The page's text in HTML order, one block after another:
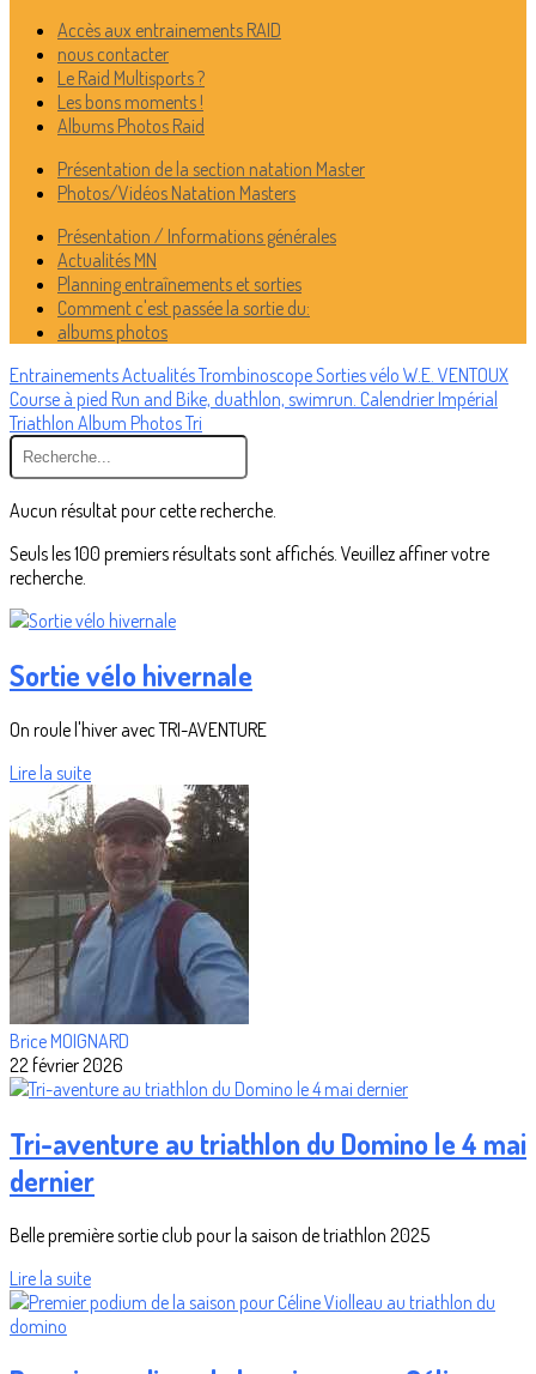
Accès aux entrainements RAID
nous contacter
Le Raid Multisports ?
Les bons moments !
Albums Photos Raid
Présentation de la section natation Master
Photos/Vidéos Natation Masters
Présentation / Informations générales
Actualités MN
Planning entraînements et sorties
Comment c'est passée la sortie du:
albums photos
EntrainementsActualitésTrombinoscopeSorties vélo W.E. VENTOUX
Course à pied Run and Bike, duathlon, swimrun. Calendrier Impérial
Triathlon Album Photos Tri
Aucun résultat pour cette recherche.
Seuls les 100 premiers résultats sont affichés. Veuillez affiner votre
recherche.
Sortie vélo hivernale
On roule l'hiver avec TRI-AVENTURE
Lire la suite
Brice MOIGNARD
22 février 2026
Tri-aventure au triathlon du Domino le 4 mai
dernier
Belle première sortie club pour la saison de triathlon 2025
Lire la suite